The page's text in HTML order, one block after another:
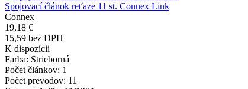
Spojovací článok reťaze 11 st. Connex Link
Connex
19,18 €
15,59 bez DPH
K dispozícii
Farba: Strieborná
Počet článkov: 1
Počet prevodov: 11